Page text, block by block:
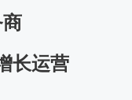
长运营